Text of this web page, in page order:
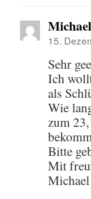
15.
Sehr
Ich
als
Wie
zum
Bitte
Mit